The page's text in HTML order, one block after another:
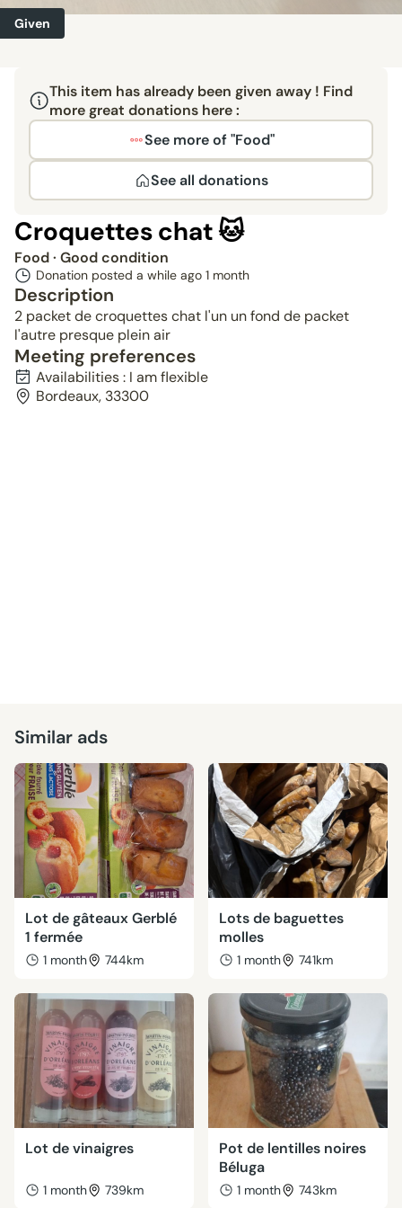
Given
This item has already been given away ! Find
more great donations here :
See more of "Food"
See all donations
Croquettes chat 🐱
Food· Good condition
Donation posted a while ago 1 month
Description
2 packet de croquettes chat l'un un fond de packet
l'autre presque plein air
Meeting preferences
Availabilities : I am flexible
Bordeaux, 33300
Similar ads
Lot de gâteaux Gerblé
1 fermée
1 month 744km
Lots de baguettes
molles
1 month 741km
Lot de vinaigres
1 month 739km
Pot de lentilles noires
Béluga
1 month 743km